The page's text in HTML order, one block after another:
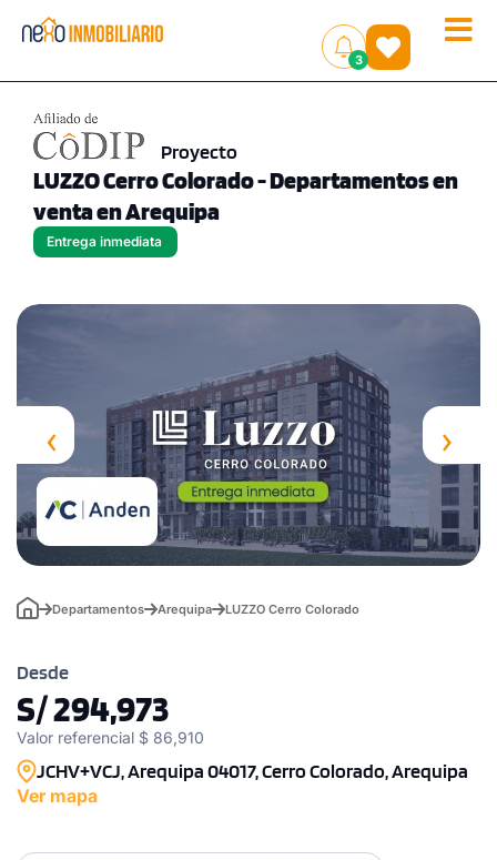
Toggle
3
()
Proyecto
LUZZO Cerro Colorado - Departamentos en
venta en Arequipa
Entrega inmediata
‹ ›
Departamentos Arequipa LUZZO Cerro Colorado
Desde
S/ 294,973
Valor referencial $ 86,910
JCHV+VCJ, Arequipa 04017, Cerro Colorado, Arequipa
Ver mapa